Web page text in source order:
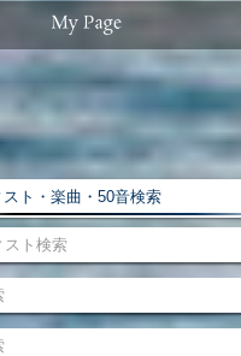
ト・楽曲・50音検索